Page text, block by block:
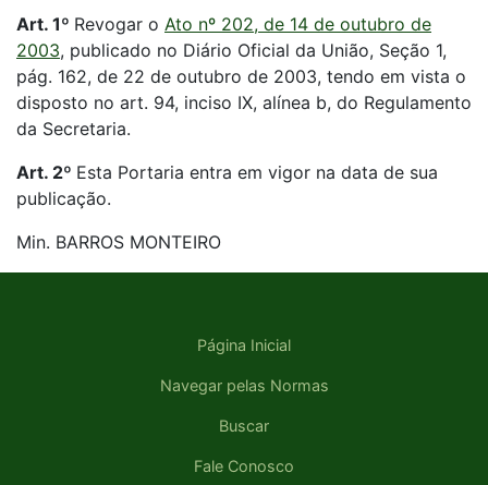
Art. 1º Revogar o Ato nº 202, de 14 de outubro de
2003, publicado no Diário Oficial da União, Seção 1,
pág. 162, de 22 de outubro de 2003, tendo em vista o
disposto no art. 94, inciso IX, alínea b, do Regulamento
da Secretaria.
Art. 2º Esta Portaria entra em vigor na data de sua
publicação.
Min. BARROS MONTEIRO
Página Inicial
Navegar pelas Normas
Buscar
Fale Conosco